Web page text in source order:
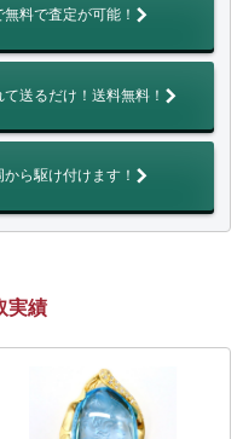
料で査定が可能！
送るだけ！送料無料！
ら駆け付けます！
実績